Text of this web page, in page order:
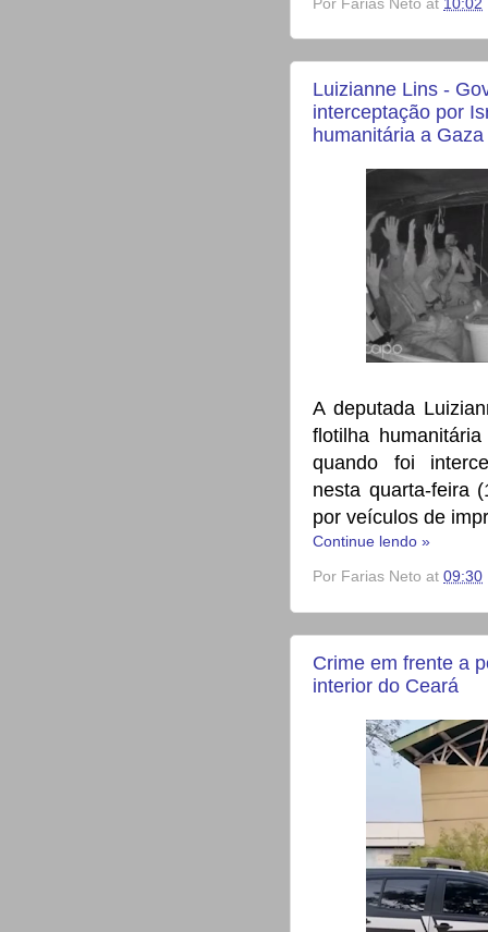
Luizianne Lins -
interceptação por
humanitária a Gaza
A deputada
flotilha
quando foi
nesta quarta-feira
por veículos de
Continue lendo »
Por Farias Neto at 09:30
Crime em frente a
interior do Ceará